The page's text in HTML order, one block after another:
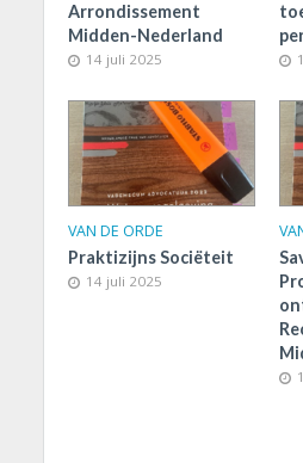
Arrondissement
Midden-Nederland
14 juli 2025
VAN DE ORDE
Praktizijns Sociëteit
14 juli 2025